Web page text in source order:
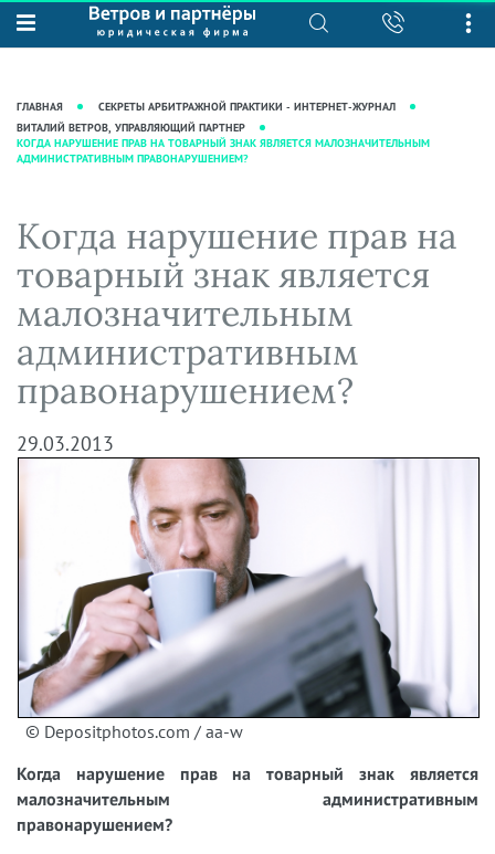
О нас
Рекомендации
Награды и рейтинги
фирмы
Кейсы
Вакансии
Юридические услуги
Интеллектуальная собственность
Корпоративная практика
Сопровождение бизнеса
Ведение уголовных дел
Защита активов
Ведение дел о банкротстве
База знаний
Журнал "Секреты арбитражной
практики"
Статьи
Аудиоподкасты
Видеоподкасты
Справочная
Вопросы-ответы
Вебинары и семинары
Прямые эфиры
ГЛАВНАЯ
СЕКРЕТЫ АРБИТРАЖНОЙ ПРАКТИКИ - ИНТЕРНЕТ-ЖУРНАЛ
ВИТАЛИЙ ВЕТРОВ, УПРАВЛЯЮЩИЙ ПАРТНЕР
КОГДА НАРУШЕНИЕ ПРАВ НА ТОВАРНЫЙ ЗНАК ЯВЛЯЕТСЯ МАЛОЗНАЧИТЕЛЬНЫМ
АДМИНИСТРАТИВНЫМ ПРАВОНАРУШЕНИЕМ?
Когда нарушение прав на
товарный знак является
малозначительным
административным
правонарушением?
29.03.2013
© Depositphotos.com / aa-w
Когда нарушение прав на товарный знак является
малозначительным административным
правонарушением?